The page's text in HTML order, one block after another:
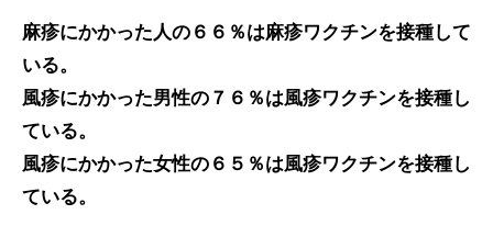
麻疹にかかった人の６６％は麻疹ワクチンを接種して
いる。
風疹にかかった男性の７６％は風疹ワクチンを接種し
ている。
風疹にかかった女性の６５％は風疹ワクチンを接種し
ている。